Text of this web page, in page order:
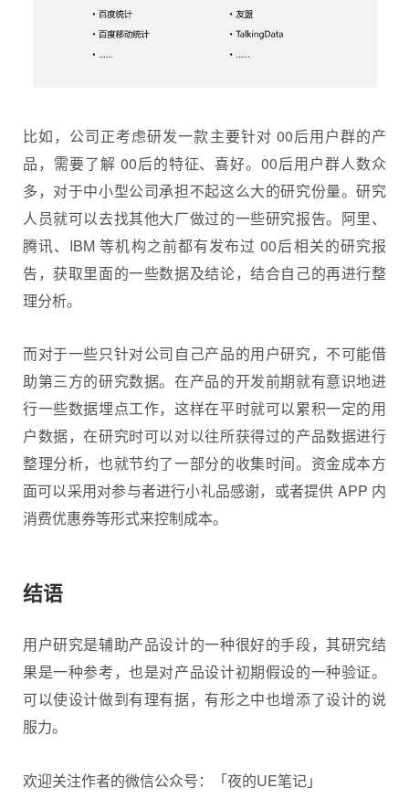
比如，公司正考虑研发一款主要针对 00后用户群的产
品，需要了解 00后的特征、喜好。00后用户群人数众
多，对于中小型公司承担不起这么大的研究份量。研究
人员就可以去找其他大厂做过的一些研究报告。阿里、
腾讯、IBM 等机构之前都有发布过 00后相关的研究报
告，获取里面的一些数据及结论，结合自己的再进行整
理分析。
而对于一些只针对公司自己产品的用户研究，不可能借
助第三方的研究数据。在产品的开发前期就有意识地进
行一些数据埋点工作，这样在平时就可以累积一定的用
户数据，在研究时可以对以往所获得过的产品数据进行
整理分析，也就节约了一部分的收集时间。资金成本方
面可以采用对参与者进行小礼品感谢，或者提供 APP 内
消费优惠券等形式来控制成本。
结语
用户研究是辅助产品设计的一种很好的手段，其研究结
果是一种参考，也是对产品设计初期假设的一种验证。
可以使设计做到有理有据，有形之中也增添了设计的说
服力。
欢迎关注作者的微信公众号：「夜的UE笔记」